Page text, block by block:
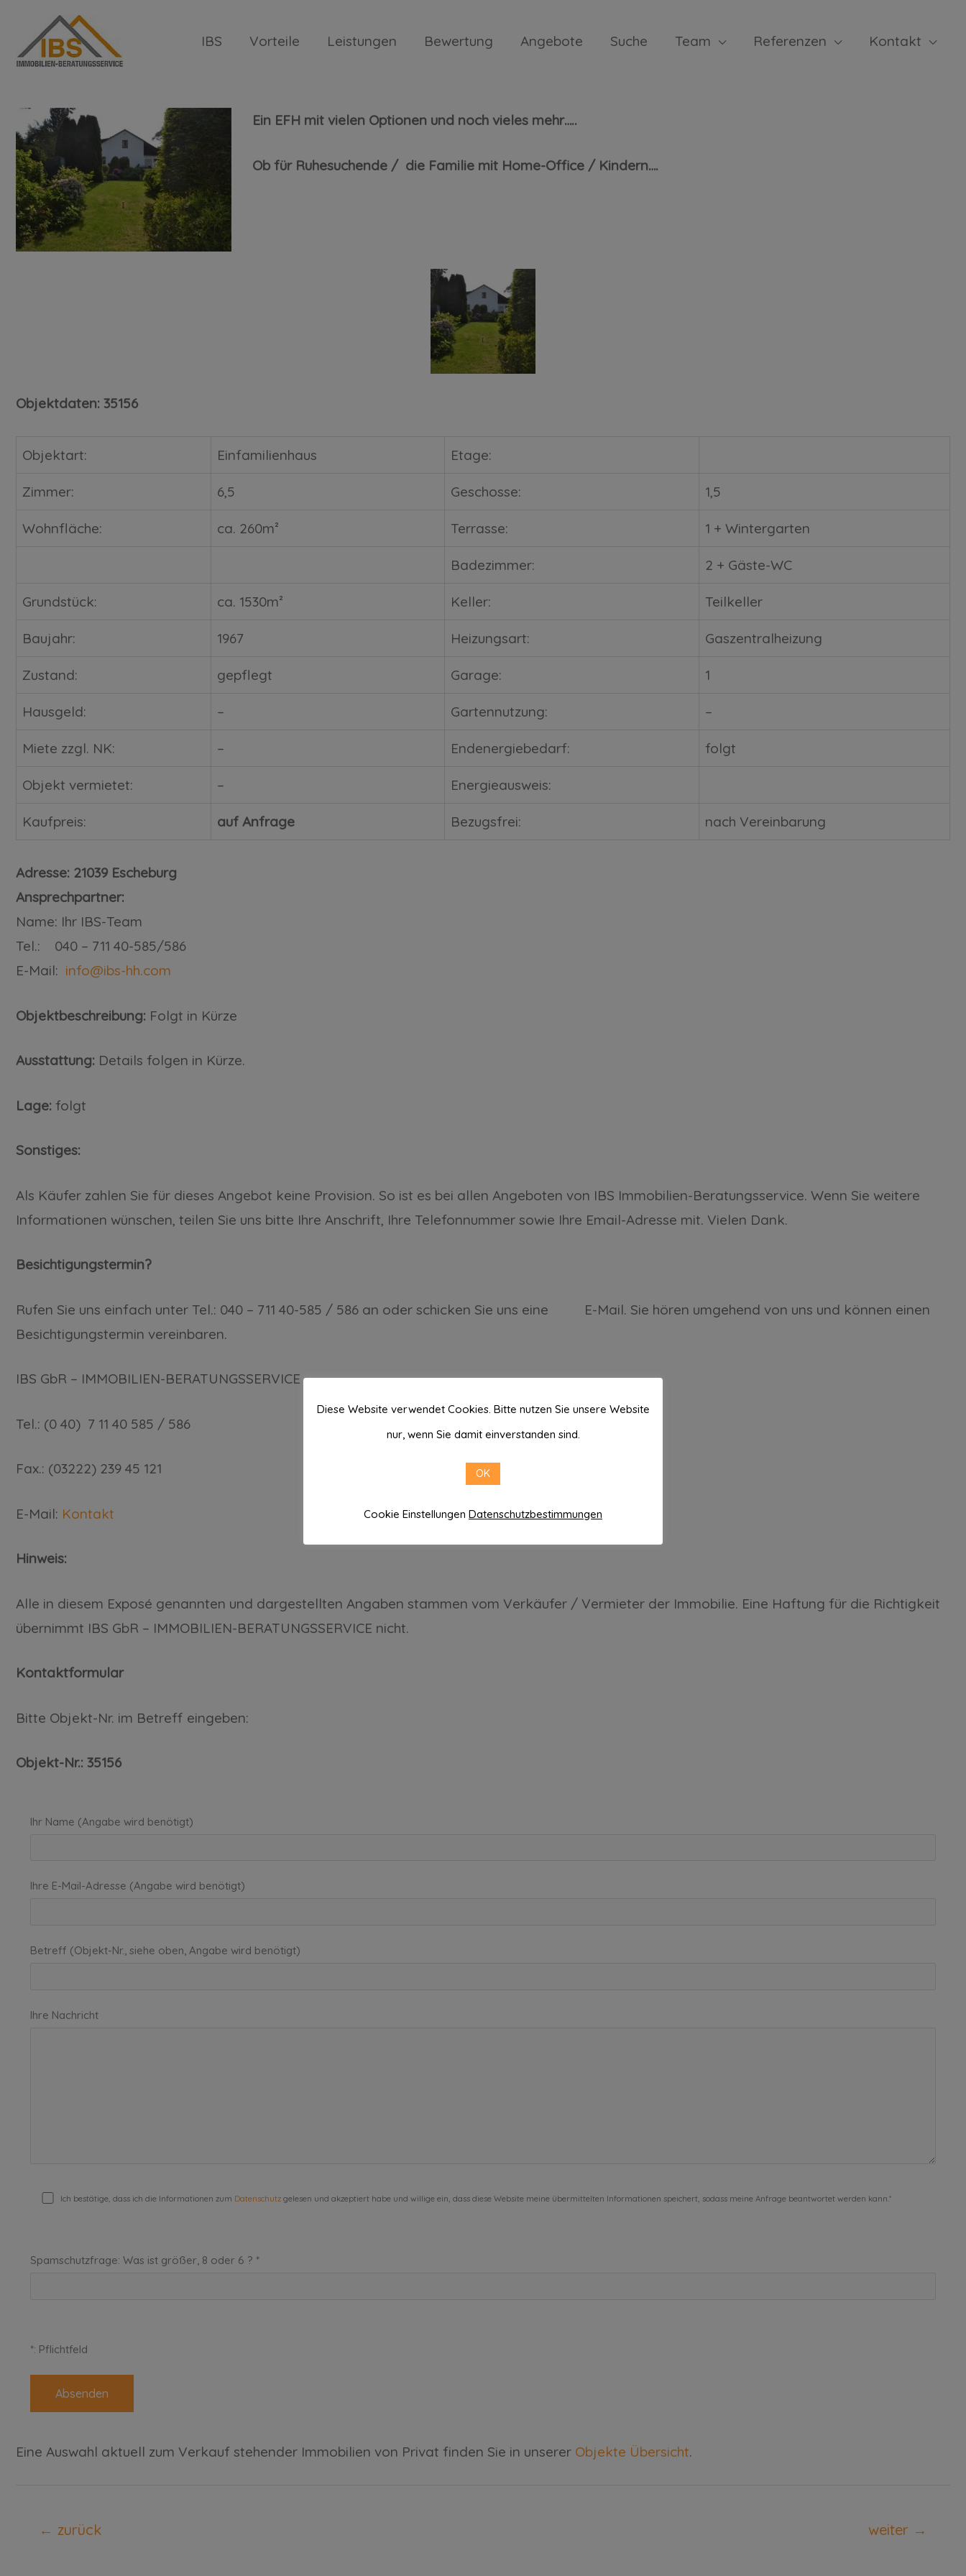
IBS Vorteile Leistungen Bewertung Angebote Suche Team Referenzen Kontakt
Wohnen in Escheburg mit herrlichem Weitblick ;) >> ohne Makler << 35156
Ein EFH mit vielen Optionen und noch vieles mehr…..
Ob für Ruhesuchende / die Familie mit Home-Office / Kindern….
Objektdaten: 35156
Objektart: Einfamilienhaus Etage:
Zimmer: 6,5 Geschosse: 1,5
Wohnfläche: ca. 260m² Terrasse: 1 + Wintergarten
Badezimmer: 2 + Gäste-WC
Grundstück: ca. 1530m² Keller: Teilkeller
Baujahr: 1967 Heizungsart: Gaszentralheizung
Zustand: gepflegt Garage: 1
Hausgeld: – Gartennutzung: –
Miete zzgl. NK: – Endenergiebedarf: folgt
Objekt vermietet: – Energieausweis:
Kaufpreis: auf Anfrage Bezugsfrei: nach Vereinbarung
Adresse: 21039 Escheburg
Ansprechpartner:
Name: Ihr IBS-Team
Tel.: 040 – 711 40-585/586
E-Mail: info@ibs-hh.com
Objektbeschreibung: Folgt in Kürze
Ausstattung: Details folgen in Kürze.
Lage: folgt
Sonstiges:
Als Käufer zahlen Sie für dieses Angebot keine Provision. So ist es bei allen Angeboten von IBS Immobilien-Beratungsservice. Wenn Sie weitere
Informationen wünschen, teilen Sie uns bitte Ihre Anschrift, Ihre Telefonnummer sowie Ihre Email-Adresse mit. Vielen Dank.
Besichtigungstermin?
Rufen Sie uns einfach unter Tel.: 040 – 711 40-585 / 586 an oder schicken Sie uns eine E-Mail. Sie hören umgehend von uns und können einen
Besichtigungstermin vereinbaren.
IBS GbR – IMMOBILIEN-BERATUNGSSERVICE
Tel.: (0 40) 7 11 40 585 / 586
Fax.: (03222) 239 45 121
E-Mail: Kontakt
Hinweis:
Alle in diesem Exposé genannten und dargestellten Angaben stammen vom Verkäufer / Vermieter der Immobilie. Eine Haftung für die Richtigkeit
übernimmt IBS GbR – IMMOBILIEN-BERATUNGSSERVICE nicht.
Kontaktformular
Bitte Objekt-Nr. im Betreff eingeben:
Objekt-Nr.: 35156
Ihr Name (Angabe wird benötigt)
Ihre E-Mail-Adresse (Angabe wird benötigt)
Betreff (Objekt-Nr., siehe oben, Angabe wird benötigt)
Ihre Nachricht
Ich bestätige, dass ich die Informationen zum Datenschutzgelesen und akzeptiert habe und willige ein, dass diese Website meine übermittelten Informationen speichert, sodass meine Anfrage beantwortet werden kann.*
Spamschutzfrage: Was ist größer, 8 oder 6 ? *
*: Pflichtfeld
Eine Auswahl aktuell zum Verkauf stehender Immobilien von Privat finden Sie in unserer Objekte Übersicht.
← zurück weiter →
Diese Website verwendet Cookies. Bitte nutzen Sie unsere Website
nur, wenn Sie damit einverstanden sind.
OK
Cookie Einstellungen Datenschutzbestimmungen